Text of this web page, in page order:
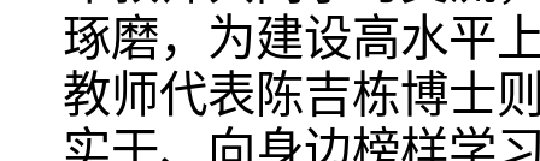
琢磨，为建设高水平
教师代表陈吉栋博士